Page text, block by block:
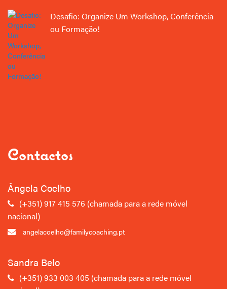
Desafio: Organize Um Workshop, Conferência
ou Formação!
Contactos
Ângela Coelho
(+351) 917 415 576 (chamada para a rede móvel
nacional)
angelacoelho@familycoaching.pt
Sandra Belo
(+351) 933 003 405 (chamada para a rede móvel